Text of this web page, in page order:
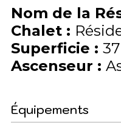
Nom de la
Chalet :
Superficie : 37
Ascenseur :
Équipements